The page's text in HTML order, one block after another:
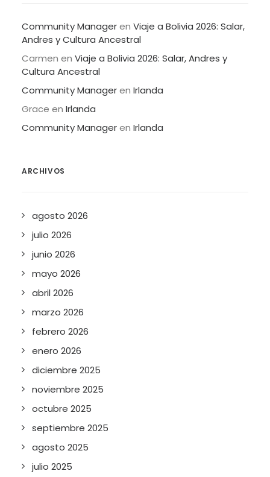
Community Manageren Viaje a Bolivia 2026: Salar,
Andres y Cultura Ancestral
Carmen en Viaje a Bolivia 2026: Salar, Andres y
Cultura Ancestral
Community Manageren Irlanda
Grace en Irlanda
Community Manageren Irlanda
ARCHIVOS
agosto 2026
julio 2026
junio 2026
mayo 2026
abril 2026
marzo 2026
febrero 2026
enero 2026
diciembre 2025
noviembre 2025
octubre 2025
septiembre 2025
agosto 2025
julio 2025